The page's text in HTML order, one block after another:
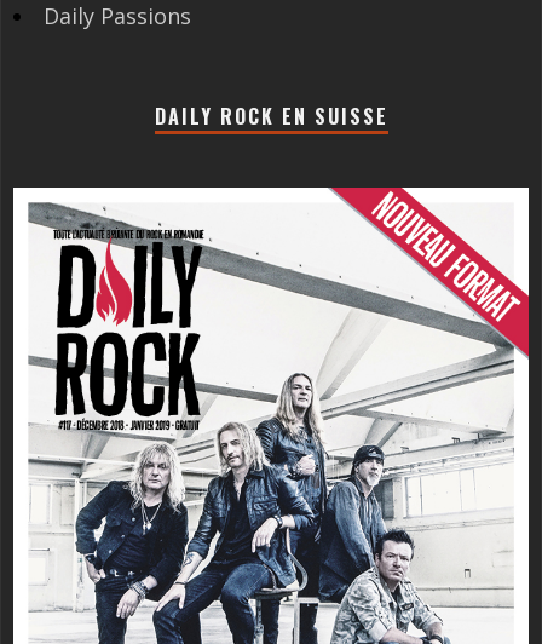
Daily Passions
DAILY ROCK EN SUISSE